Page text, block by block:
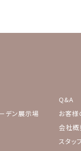
デン展示場
Q&A
お客様
会社概
スタッ